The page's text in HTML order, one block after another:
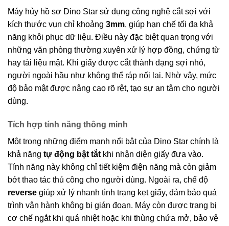
Máy hủy hồ sơ Dino Star sử dụng công nghệ cắt sợi với
kích thước vụn chỉ khoảng 3mm, giúp hạn chế tối đa khả
năng khôi phục dữ liệu. Điều này đặc biệt quan trọng với
những văn phòng thường xuyên xử lý hợp đồng, chứng từ
hay tài liệu mật. Khi giấy được cắt thành dạng sợi nhỏ,
người ngoài hầu như không thể ráp nối lại. Nhờ vậy, mức
độ bảo mật được nâng cao rõ rệt, tạo sự an tâm cho người
dùng.
Tích hợp tính năng thông minh
Một trong những điểm mạnh nổi bật của Dino Star chính là
khả năng tự động bật tắt khi nhận diện giấy đưa vào.
Tính năng này không chỉ tiết kiệm điện năng mà còn giảm
bớt thao tác thủ công cho người dùng. Ngoài ra, chế độ
reverse giúp xử lý nhanh tình trạng kẹt giấy, đảm bảo quá
trình vận hành không bị gián đoạn. Máy còn được trang bị
cơ chế ngắt khi quá nhiệt hoặc khi thùng chứa mở, bảo vệ